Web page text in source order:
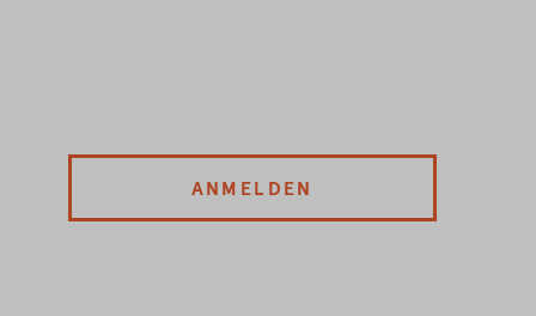
ANMELDEN